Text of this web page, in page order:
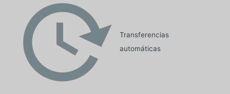
Transferencias
automáticas